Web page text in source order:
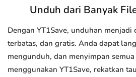
Unduh dari Banyak
Dengan YT1Save, unduhan menjadi
terbatas, dan gratis. Anda dapat
mengunduh, dan menyimpan
menggunakan YT1Save, rekatkan